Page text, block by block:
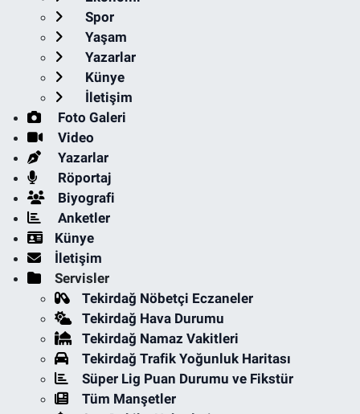
Spor
Yaşam
Yazarlar
Künye
İletişim
Foto Galeri
Video
Yazarlar
Röportaj
Biyografi
Anketler
Künye
İletişim
Servisler
Tekirdağ Nöbetçi Eczaneler
Tekirdağ Hava Durumu
Tekirdağ Namaz Vakitleri
Tekirdağ Trafik Yoğunluk Haritası
Süper Lig Puan Durumu ve Fikstür
Tüm Manşetler